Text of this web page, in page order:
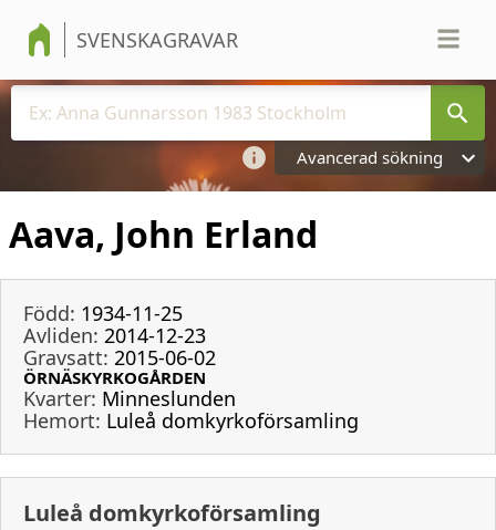
SVENSKAGRAVAR
Avancerad sökning
Aava, John Erland
Född: 1934-11-25
Avliden: 2014-12-23
Gravsatt: 2015-06-02
ÖRNÄSKYRKOGÅRDEN
Kvarter: Minneslunden
Hemort: Luleå domkyrkoförsamling
Luleå domkyrkoförsamling